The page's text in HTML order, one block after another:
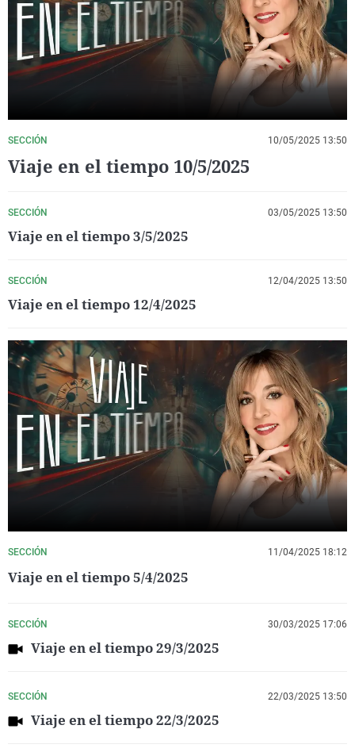
La rosa de los vientos
Gente viajera
Como el perro y el
Caso
Retornados
Equipo de
Operación Viuda
Extremadura
Galicia
La Rioja
Navarra
País Vasco
Virales
Televisión
Elecciones
SECCIÓN 10/05/2025 13:50
Viaje en el tiempo 10/5/2025
SECCIÓN 03/05/2025 13:50
Viaje en el tiempo 3/5/2025
SECCIÓN 12/04/2025 13:50
Viaje en el tiempo 12/4/2025
SECCIÓN 11/04/2025 18:12
Viaje en el tiempo 5/4/2025
SECCIÓN 30/03/2025 17:06
Viaje en el tiempo 29/3/2025
SECCIÓN 22/03/2025 13:50
Viaje en el tiempo 22/3/2025